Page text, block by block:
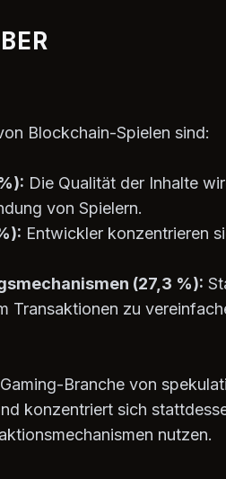
Blockchain-Spielen sind:
Die Qualität der Inhalte
von Spielern.
Entwickler konzentrieren
(27,3 %):
Transaktionen zu
Branche von
konzentriert sich
nutzen.